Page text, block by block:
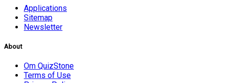
Applications
Sitemap
Newsletter
About
Om QuizStone
Terms of Use